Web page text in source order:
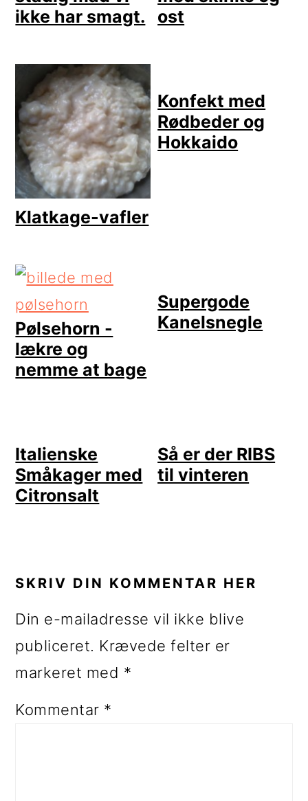
ikke har smagt.
ost
Klatkage-vafler
Konfekt med
Rødbeder og
Hokkaido
Pølsehorn -
lækre og
nemme at bage
Supergode
Kanelsnegle
Italienske
Småkager med
Citronsalt
Så er der RIBS
til vinteren
SKRIV DIN KOMMENTAR HER
Din e-mailadresse vil ikke blive
publiceret. Krævede felter er
markeret med *
Kommentar *